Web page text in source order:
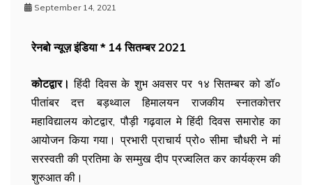
September 14, 2021
रेनबो न्यूज़ इंडिया * 14 सितम्बर 2021
कोटद्वार। हिंदी दिवस के शुभ अवसर पर १४ सितम्बर को डॉ०
पीतांबर दत्त बड़थ्वाल हिमालयन राजकीय स्नातकोत्तर
महाविद्यालय कोटद्वार, पौड़ी गढ़वाल मे हिंदी दिवस समारोह का
आयोजन किया गया। प्रभारी प्राचार्य प्रो० सीमा चौधरी ने मां
सरस्वती की प्रतिमा के सम्मुख दीप प्रज्वलित कर कार्यक्रम की
शुरुआत की।